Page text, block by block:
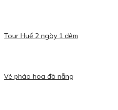
Tour Huế 2 ngày 1 đêm
Vé pháo hoa đà nẵng